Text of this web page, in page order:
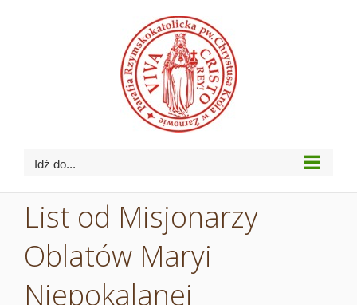
Idź do...
List od Misjonarzy
Oblatów Maryi
Niepokalanej